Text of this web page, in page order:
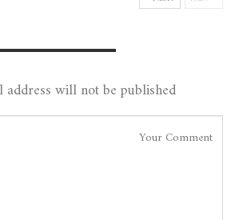
will not be published.